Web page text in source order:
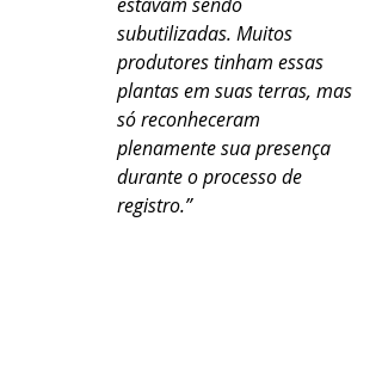
subutilizadas. Muitos
produtores tinham essas
plantas em suas terras, mas
só reconheceram
plenamente sua presença
durante o processo de
registro.”